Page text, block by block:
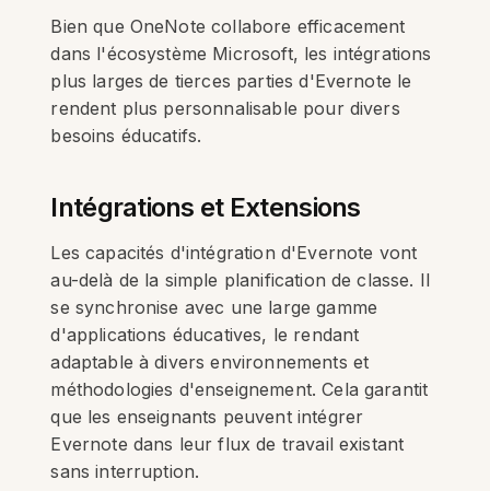
Bien que OneNote collabore efficacement
dans l'écosystème Microsoft, les intégrations
plus larges de tierces parties d'Evernote le
rendent plus personnalisable pour divers
besoins éducatifs.
Intégrations et Extensions
Les capacités d'intégration d'Evernote vont
au-delà de la simple planification de classe. Il
se synchronise avec une large gamme
d'applications éducatives, le rendant
adaptable à divers environnements et
méthodologies d'enseignement. Cela garantit
que les enseignants peuvent intégrer
Evernote dans leur flux de travail existant
sans interruption.